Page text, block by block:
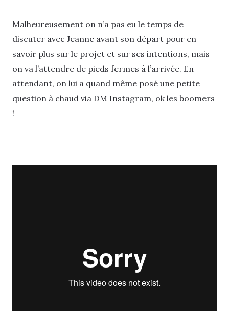
Malheureusement on n’a pas eu le temps de
discuter avec Jeanne avant son départ pour en
savoir plus sur le projet et sur ses intentions, mais
on va l’attendre de pieds fermes à l’arrivée. En
attendant, on lui a quand même posé une petite
question à chaud via DM Instagram, ok les boomers
!